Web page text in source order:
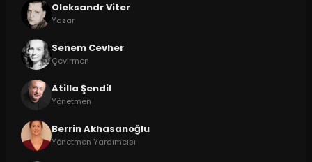
Oleksandr Viter
Yazar
Senem Cevher
Çevirmen
Atilla Şendil
Yönetmen
Berrin Akhasanoğlu
Yönetmen Yardımcısı